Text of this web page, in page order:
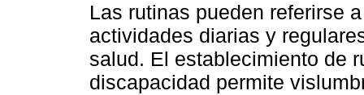
Las rutinas pueden referirse
actividades diarias y
salud. El establecimiento de
discapacidad permite